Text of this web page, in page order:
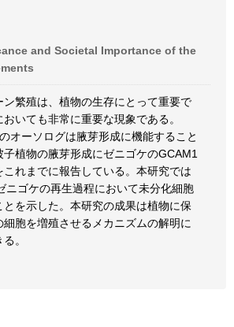
and Societal Importance of the
繁殖は、植物の生存にとって重要で
いても非常に重要な現象である。
オーソログは腋芽形成に機能すること
植物の腋芽形成にゼニゴケのGCAM1
れまでに報告している。本研究では
ニゴケの再生過程において未分化細胞
を示した。本研究の成果は植物に保
胞を増殖させるメカニズムの解明に
。